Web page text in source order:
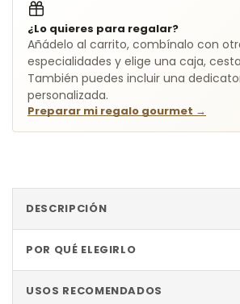
¿Lo quieres para regalar?
Añádelo al carrito, combínalo con
especialidades y elige una caja,
También puedes incluir una
personalizada.
Preparar mi regalo gourmet →
DESCRIPCIÓN
POR QUÉ ELEGIRLO
USOS RECOMENDADOS